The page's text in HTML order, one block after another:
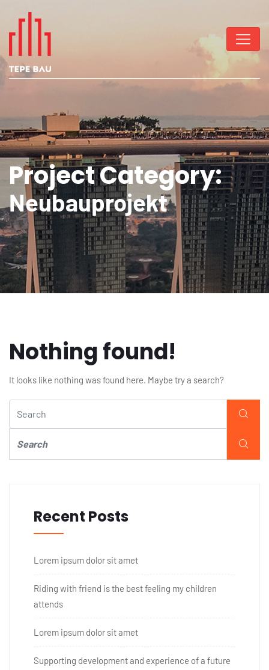
Project Category:
Neubauprojekt
Nothing found!
It looks like nothing was found here. Maybe try a search?
Recent Posts
Lorem ipsum dolor sit amet
Riding with friend is the best feeling my children
attends
Lorem ipsum dolor sit amet
Supporting development and experience of a future